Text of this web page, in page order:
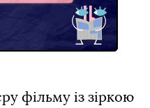
фільму із зіркою